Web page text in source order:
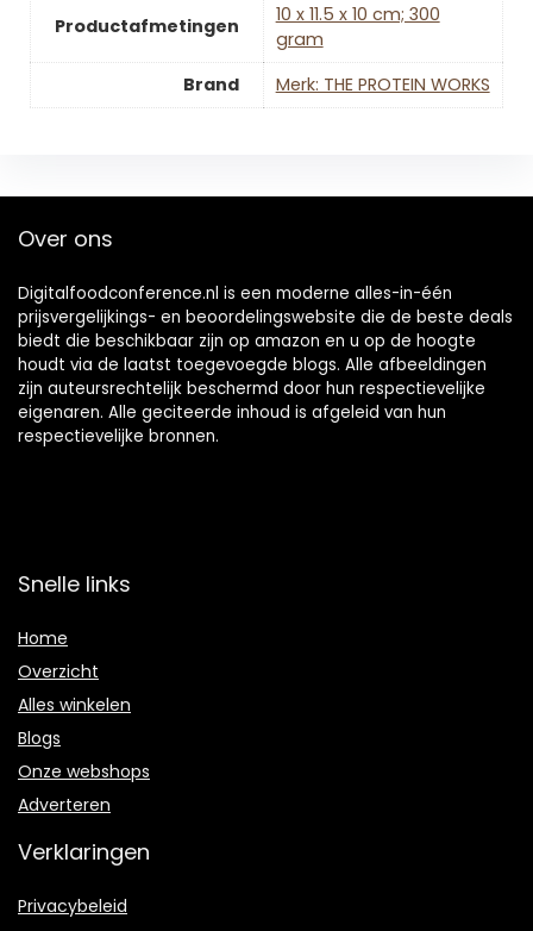
Productafmetingen
‎10 x 11.5 x 10 cm; 300
gram
Brand
Merk: THE PROTEIN WORKS
Over ons
Digitalfoodconference.nl is een moderne alles-in-één
prijsvergelijkings- en beoordelingswebsite die de beste deals
biedt die beschikbaar zijn op amazon en u op de hoogte
houdt via de laatst toegevoegde blogs. Alle afbeeldingen
zijn auteursrechtelijk beschermd door hun respectievelijke
eigenaren. Alle geciteerde inhoud is afgeleid van hun
respectievelijke bronnen.
Snelle links
Home
Overzicht
Alles winkelen
Blogs
Onze webshops
Adverteren
Verklaringen
Privacybeleid